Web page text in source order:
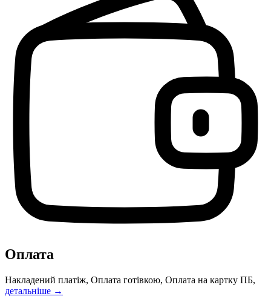
Оплата
Накладений платіж, Оплата готівкою, Оплата на картку ПБ,
детальніше →